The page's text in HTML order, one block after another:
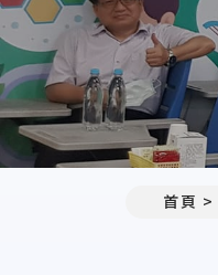
首頁